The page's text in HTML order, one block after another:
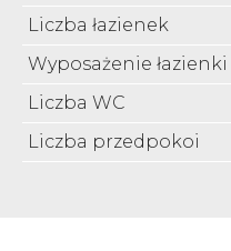
Liczba łazienek
Wyposażenie łazienki
Liczba WC
Liczba przedpokoi